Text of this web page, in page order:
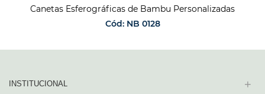
Canetas Esferográficas de Bambu Personalizadas
Cód: NB 0128
INSTITUCIONAL +